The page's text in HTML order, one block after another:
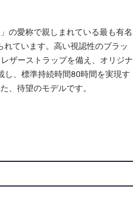
の愛称で親しまれている最も有名
ています。高い視認性のブラッ
ザーストラップを備え、オリジナ
、標準持続時間80時間を実現す
、待望のモデルです。